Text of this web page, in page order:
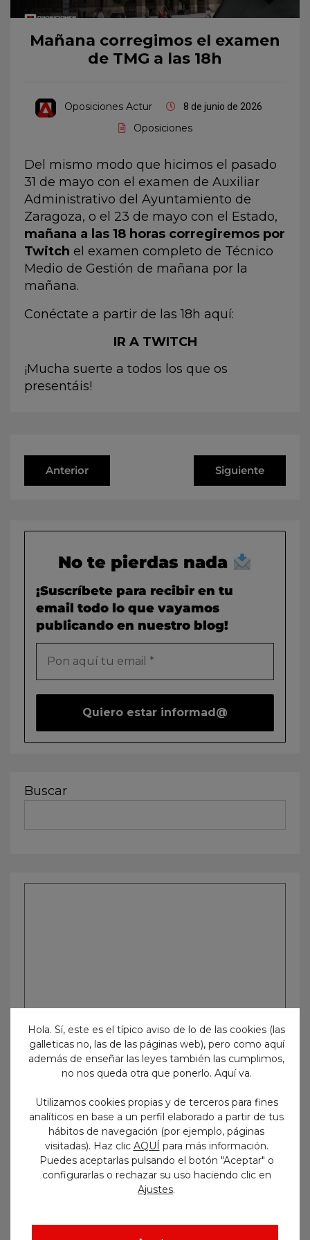
Mañana corregimos el examen
de TMG a las 18h
Oposiciones Actur 8 de junio de 2026
Oposiciones
Del mismo modo que hicimos el pasado
31 de mayo con el examen de Auxiliar
Administrativo del Ayuntamiento de
Zaragoza, o el 23 de mayo con el Estado,
mañana a las 18 horas corregiremos por
Twitch el examen completo de Técnico
Medio de Gestión de mañana por la
mañana.
Conéctate a partir de las 18h aquí:
IR A TWITCH
¡Mucha suerte a todos los que os
presentáis!
Anterior Siguiente
No te pierdas nada
¡Suscríbete para recibir en tu
email todo lo que vayamos
publicando en nuestro blog!
Buscar
Etiquetas
Hola. Sí, este es el típico aviso de lo de las cookies (las
galleticas no, las de las páginas web), pero como aquí
además de enseñar las leyes también las cumplimos,
no nos queda otra que ponerlo. Aquí va.
Utilizamos cookies propias y de terceros para fines
analíticos en base a un perfil elaborado a partir de tus
hábitos de navegación (por ejemplo, páginas
visitadas). Haz clic AQUÍ para más información.
Puedes aceptarlas pulsando el botón "Aceptar" o
configurarlas o rechazar su uso haciendo clic en
Ajustes.